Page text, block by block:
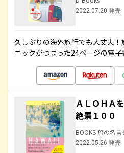
2022.07.20 発売
久しぶりの海外旅行でも大丈夫
ニックがつまった24ページの電子
ＡＬＯＨＡ
絶景１００
BOOKS 旅の名言
2022.05.26 発売